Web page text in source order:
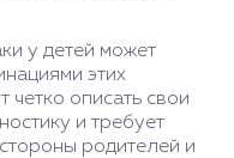
у детей может
этих
четко описать свои
и требует
родителей и